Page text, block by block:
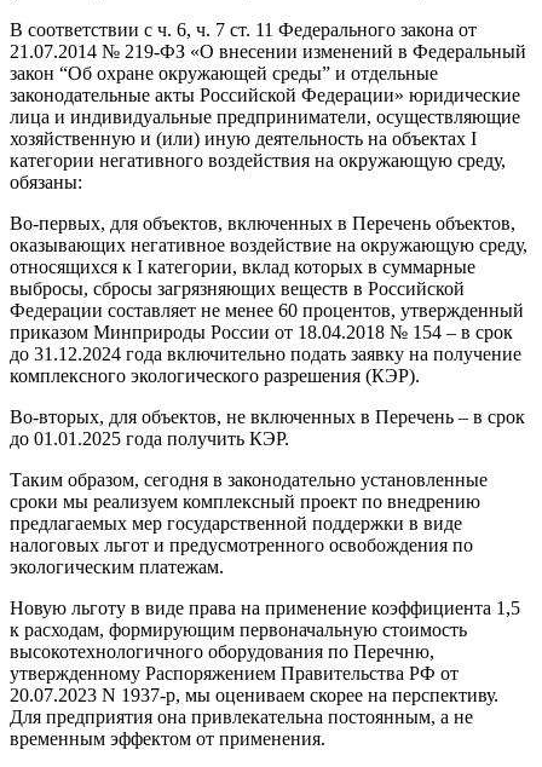
В соответствии с ч. 6, ч. 7 ст. 11 Федерального закона от
21.07.2014 № 219-ФЗ «О внесении изменений в Федеральный
закон “Об охране окружающей среды” и отдельные
законодательные акты Российской Федерации» юридические
лица и индивидуальные предприниматели, осуществляющие
хозяйственную и (или) иную деятельность на объектах I
категории негативного воздействия на окружающую среду,
обязаны:
Во-первых, для объектов, включенных в Перечень объектов,
оказывающих негативное воздействие на окружающую среду,
относящихся к I категории, вклад которых в суммарные
выбросы, сбросы загрязняющих веществ в Российской
Федерации составляет не менее 60 процентов, утвержденный
приказом Минприроды России от 18.04.2018 № 154 – в срок
до 31.12.2024 года включительно подать заявку на получение
комплексного экологического разрешения (КЭР).
Во-вторых, для объектов, не включенных в Перечень – в срок
до 01.01.2025 года получить КЭР.
Таким образом, сегодня в законодательно установленные
сроки мы реализуем комплексный проект по внедрению
предлагаемых мер государственной поддержки в виде
налоговых льгот и предусмотренного освобождения по
экологическим платежам.
Новую льготу в виде права на применение коэффициента 1,5
к расходам, формирующим первоначальную стоимость
высокотехнологичного оборудования по Перечню,
утвержденному Распоряжением Правительства РФ от
20.07.2023 N 1937-р, мы оцениваем скорее на перспективу.
Для предприятия она привлекательна постоянным, а не
временным эффектом от применения.